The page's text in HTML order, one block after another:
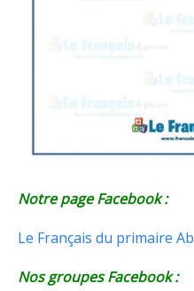
Notre page Facebook :
Le Français du primaire Ab
Nos groupes Facebook :